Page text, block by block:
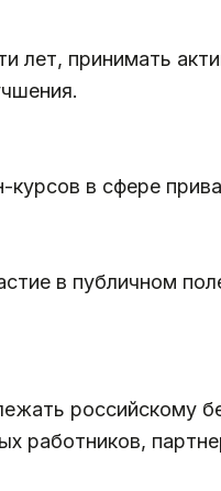
лет, принимать
в сфере
в публичном
российскому
работников,